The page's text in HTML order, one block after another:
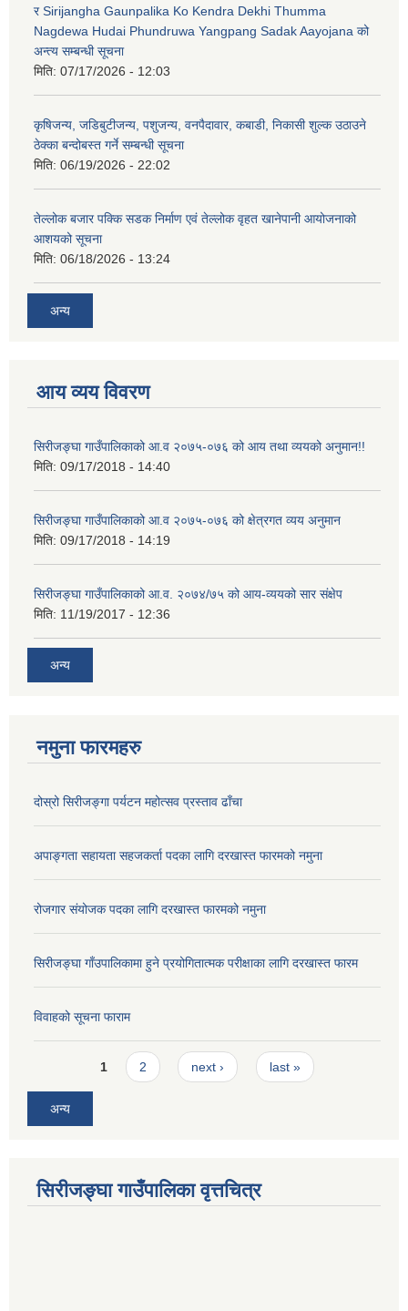
र Sirijangha Gaunpalika Ko Kendra Dekhi Thumma
Nagdewa Hudai Phundruwa Yangpang Sadak Aayojana को
अन्त्य सम्बन्धी सूचना
मिति: 07/17/2026 - 12:03
कृषिजन्य, जडिबुटीजन्य, पशुजन्य, वनपैदावार, कबाडी, निकासी शुल्क उठाउने
ठेक्का बन्दोबस्त गर्ने सम्बन्धी सूचना
मिति: 06/19/2026 - 22:02
तेल्लोक बजार पक्कि सडक निर्माण एवं तेल्लोक वृहत खानेपानी आयोजनाको
आशयको सूचना
मिति: 06/18/2026 - 13:24
अन्य
आय व्यय विवरण
सिरीजङ्घा गाउँपालिकाको आ.व २०७५-०७६ को आय तथा व्ययको अनुमान!!
मिति: 09/17/2018 - 14:40
सिरीजङ्घा गाउँपालिकाको आ.व २०७५-०७६ को क्षेत्रगत व्यय अनुमान
मिति: 09/17/2018 - 14:19
सिरीजङ्घा गाउँपालिकाको आ.व. २०७४/७५ को आय-व्ययको सार संक्षेप
मिति: 11/19/2017 - 12:36
अन्य
नमुना फारमहरु
दोस्रो सिरीजङ्गा पर्यटन महोत्सव प्रस्ताव ढाँचा
अपाङ्गता सहायता सहजकर्ता पदका लागि दरखास्त फारमको नमुना
रोजगार संयोजक पदका लागि दरखास्त फारमको नमुना
सिरीजङ्घा गाँउपालिकामा हुने प्रयोगितात्मक परीक्षाका लागि दरखास्त फारम
विवाहको सूचना फाराम
Pages1 2 next › last »
अन्य
सिरीजङ्घा गाउँपालिका वृत्तचित्र